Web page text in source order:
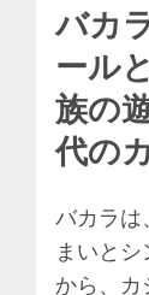
バカ
ール
族の
代の
バカラは
まいと
から、カ